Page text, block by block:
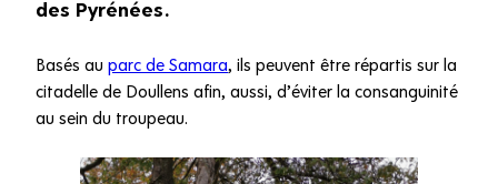
des Pyrénées.
Basés auparc de Samara, ils peuvent être répartis sur la
citadelle de Doullens afin, aussi, d’éviter la consanguinité
au sein du troupeau.